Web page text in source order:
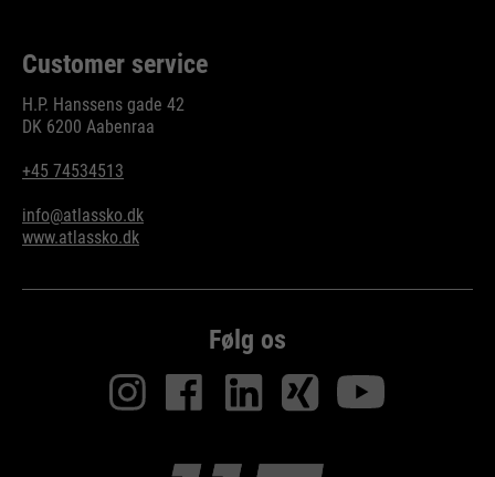
Customer service
H.P. Hanssens gade 42
DK 6200 Aabenraa
+45 74534513
info@atlassko.dk
www.atlassko.dk
Følg os